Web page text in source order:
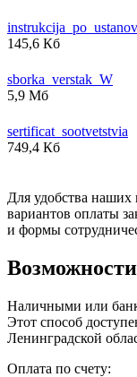
145,6 Кб
sborka_verstak_W
5,9 Мб
sertificat_sootvetstvia
749,4 Кб
Для удобства наших
вариантов оплаты
и формы
Наличными или
Этот способ
Ленинградской
Оплата по счету: